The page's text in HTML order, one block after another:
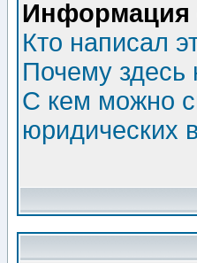
Информация
Кто написал
Почему здесь
С кем можно
юридических